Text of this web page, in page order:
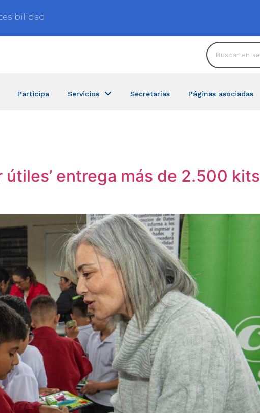
Participa Servicios Secretarías Páginas asociadas
útiles’ entrega más de 2.500 kits